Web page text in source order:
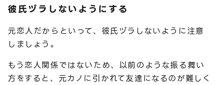
彼氏ヅラしないようにする
元恋人だからといって、彼氏ヅラしないように注意
しましょう。
もう恋人関係ではないため、以前のような振る舞い
方をすると、元カノに引かれて友達になるのが難しく